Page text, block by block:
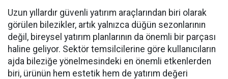
Uzun yıllardır güvenli yatırım araçlarından biri olarak
görülen bilezikler, artık yalnızca düğün sezonlarının
değil, bireysel yatırım planlarının da önemli bir parçası
haline geliyor. Sektör temsilcilerine göre kullanıcıların
ajda bileziğe yönelmesindeki en önemli etkenlerden
biri, ürünün hem estetik hem de yatırım değeri